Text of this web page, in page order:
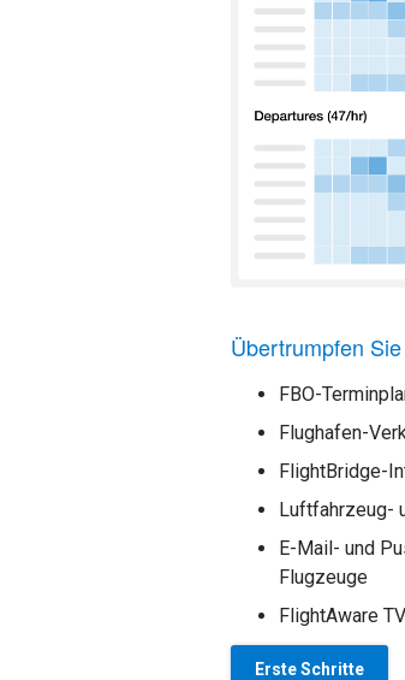
Übertrumpfen
FBO-
Flughafen-
FlightBridge-
Luftfahrzeug-
E-Mail- und
Flugzeuge
FlightAware
Erste Schritte